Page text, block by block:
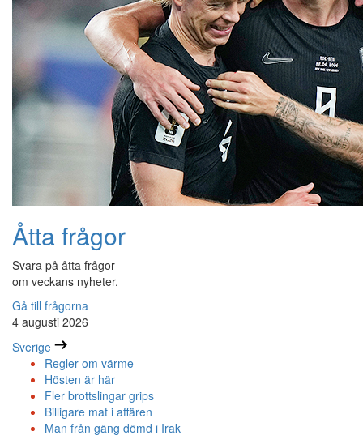
Åtta frågor
Svara på åtta frågor
om veckans nyheter.
Gå till frågorna
4 augusti 2026
Sverige
Regler om värme
Hösten är här
Fler brottslingar grips
Billigare mat i affären
Man från gäng dömd i Irak